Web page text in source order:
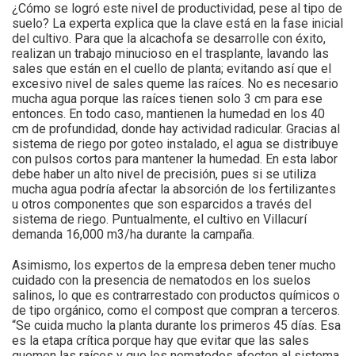
¿Cómo se logró este nivel de productividad, pese al tipo de
suelo? La experta explica que la clave está en la fase inicial
del cultivo. Para que la alcachofa se desarrolle con éxito,
realizan un trabajo minucioso en el trasplante, lavando las
sales que están en el cuello de planta; evitando así que el
excesivo nivel de sales queme las raíces. No es necesario
mucha agua porque las raíces tienen solo 3 cm para ese
entonces. En todo caso, mantienen la humedad en los 40
cm de profundidad, donde hay actividad radicular. Gracias al
sistema de riego por goteo instalado, el agua se distribuye
con pulsos cortos para mantener la humedad. En esta labor
debe haber un alto nivel de precisión, pues si se utiliza
mucha agua podría afectar la absorción de los fertilizantes
u otros componentes que son esparcidos a través del
sistema de riego. Puntualmente, el cultivo en Villacurí
demanda 16,000 m3/ha durante la campaña.
Asimismo, los expertos de la empresa deben tener mucho
cuidado con la presencia de nematodos en los suelos
salinos, lo que es contrarrestado con productos químicos o
de tipo orgánico, como el compost que compran a terceros.
“Se cuida mucho la planta durante los primeros 45 días. Esa
es la etapa crítica porque hay que evitar que las sales